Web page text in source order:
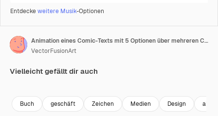
Entdeckeweitere Musik-Optionen
Animation eines Comic-Texts mit 5 Optionen über mehreren Comic-Sprechblasen mit Comic-Soundeffekten
VectorFusionArt
Vielleicht gefällt dir auch
Buch geschäft Zeichen Medien Design